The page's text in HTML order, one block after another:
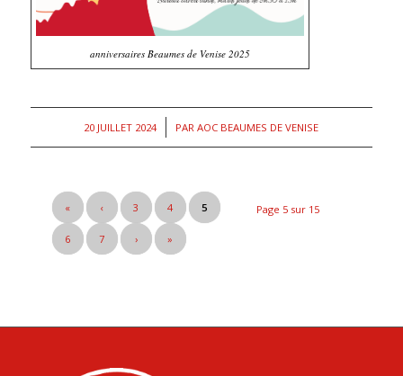
anniversaires Beaumes de Venise 2025
20 JUILLET 2024
/ PARAOC BEAUMES DE VENISE
Page 5 sur 15
« ‹ 3 4 5
6 7 › »